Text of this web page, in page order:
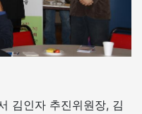
김인자 추진위원장, 김